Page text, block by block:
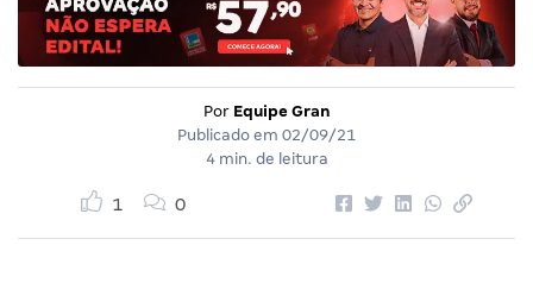
Por Equipe Gran
Publicado em 02/09/21
4 min. de leitura
1 0